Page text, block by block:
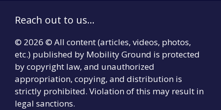
Reach out to us...
© 2026 © All content (articles, videos, photos,
etc.) published by Mobility Ground is protected
by copyright law, and unauthorized
appropriation, copying, and distribution is
strictly prohibited. Violation of this may result in
legal sanctions.